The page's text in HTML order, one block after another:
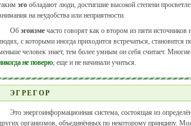
эгообладают люди, достигшие высокой степени
на неудобства или неприятности.
Об эгоизмечасто говорят как о втором из пяти
с которыми иногда приходится встречаться,
человек знает, тем более умным он себя считает.
не поверю, еще и не начинали учиться.
ЭГРЕГОР
Это энергоинформационная система, состоящая из
организмов, объединённых по некоторому принципу.